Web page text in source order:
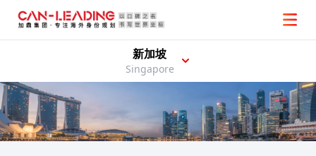
新加坡
Singapore